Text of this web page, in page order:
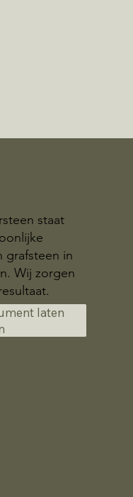
staat
grafsteen in
Wij zorgen
laten